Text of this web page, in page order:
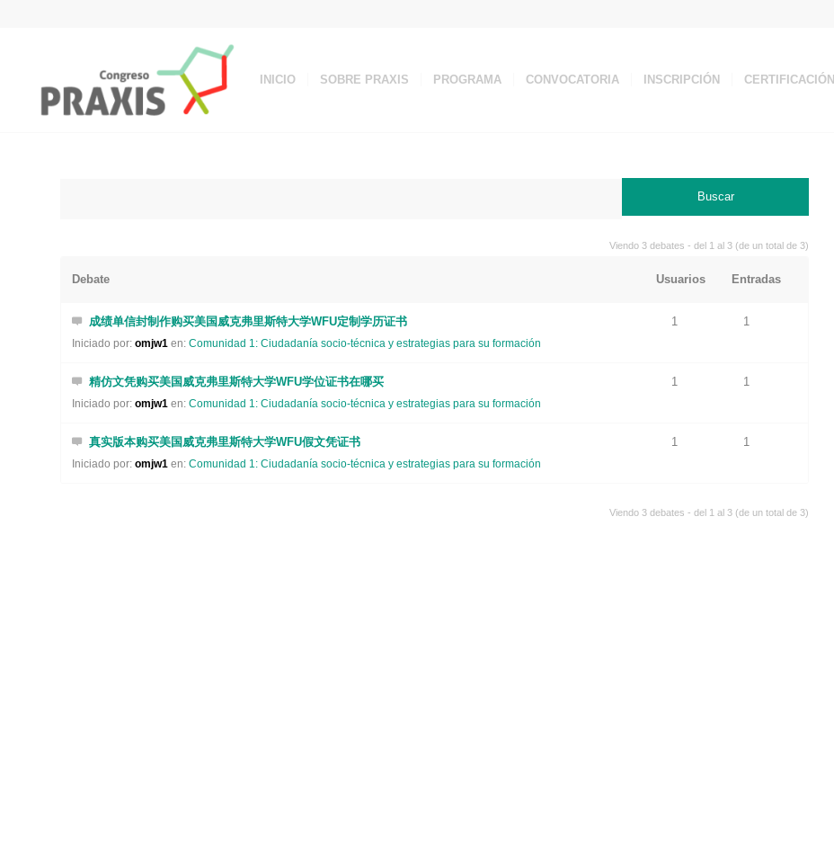
INICIO SOBRE PRAXIS PROGRAMA CONVOCATORIA INSCRIPCIÓN CERTIFICACIÓN
Viendo 3 debates - del 1 al 3 (de un total de 3)
Debate Usuarios Entradas
成绩单信封制作购买美国威克弗里斯特大学WFU定制学历证书
Iniciado por: omjw1 en: Comunidad 1: Ciudadanía socio-técnica y estrategias para su formación
1 1
精仿文凭购买美国威克弗里斯特大学WFU学位证书在哪买
Iniciado por: omjw1 en: Comunidad 1: Ciudadanía socio-técnica y estrategias para su formación
1 1
真实版本购买美国威克弗里斯特大学WFU假文凭证书
Iniciado por: omjw1 en: Comunidad 1: Ciudadanía socio-técnica y estrategias para su formación
1 1
Viendo 3 debates - del 1 al 3 (de un total de 3)